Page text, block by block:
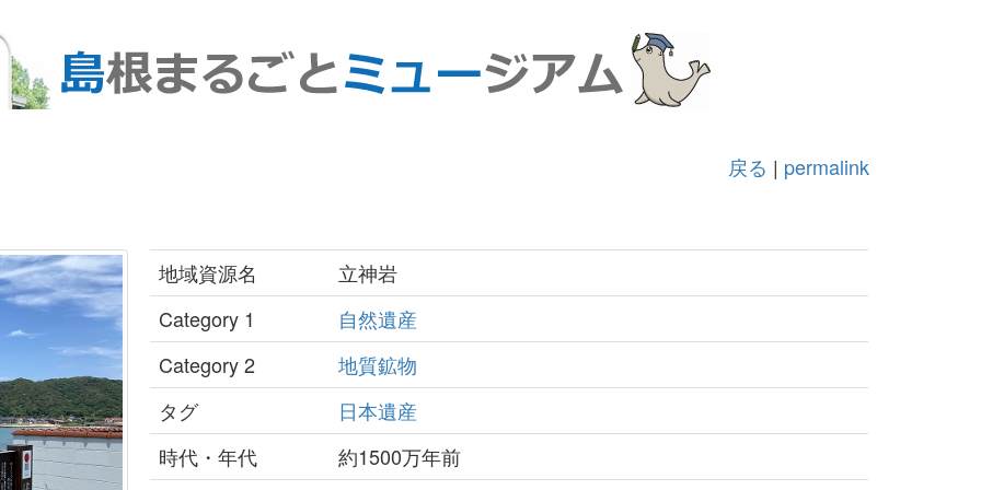
戻る | permalink
地域資源名
立神岩
Category 1
自然遺産
Category 2
地質鉱物
タグ
日本遺産
時代・年代
約1500万年前